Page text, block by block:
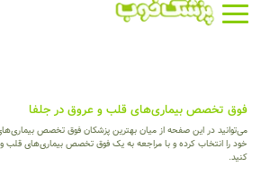
فوق تخصص بیماری‌های قلب و عروق در جلفا
می‌توانید در این صفحه از میان بهترین پزشکان فوق تخصص
خود را انتخاب کرده و با مراجعه به یک فوق تخصص بیماری‌های
کنید.